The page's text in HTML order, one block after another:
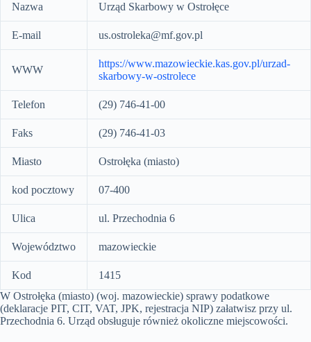
Nazwa Urząd Skarbowy w Ostrołęce
E-mail us.ostroleka@mf.gov.pl
WWW
https://www.mazowieckie.kas.gov.pl/urzad-
skarbowy-w-ostrolece
Telefon (29) 746-41-00
Faks (29) 746-41-03
Miasto Ostrołęka (miasto)
kod pocztowy 07-400
Ulica ul. Przechodnia 6
Województwo mazowieckie
Kod
1415
W Ostrołęka (miasto) (woj. mazowieckie) sprawy podatkowe
(deklaracje PIT, CIT, VAT, JPK, rejestracja NIP) załatwisz przy ul.
Przechodnia 6. Urząd obsługuje również okoliczne miejscowości.